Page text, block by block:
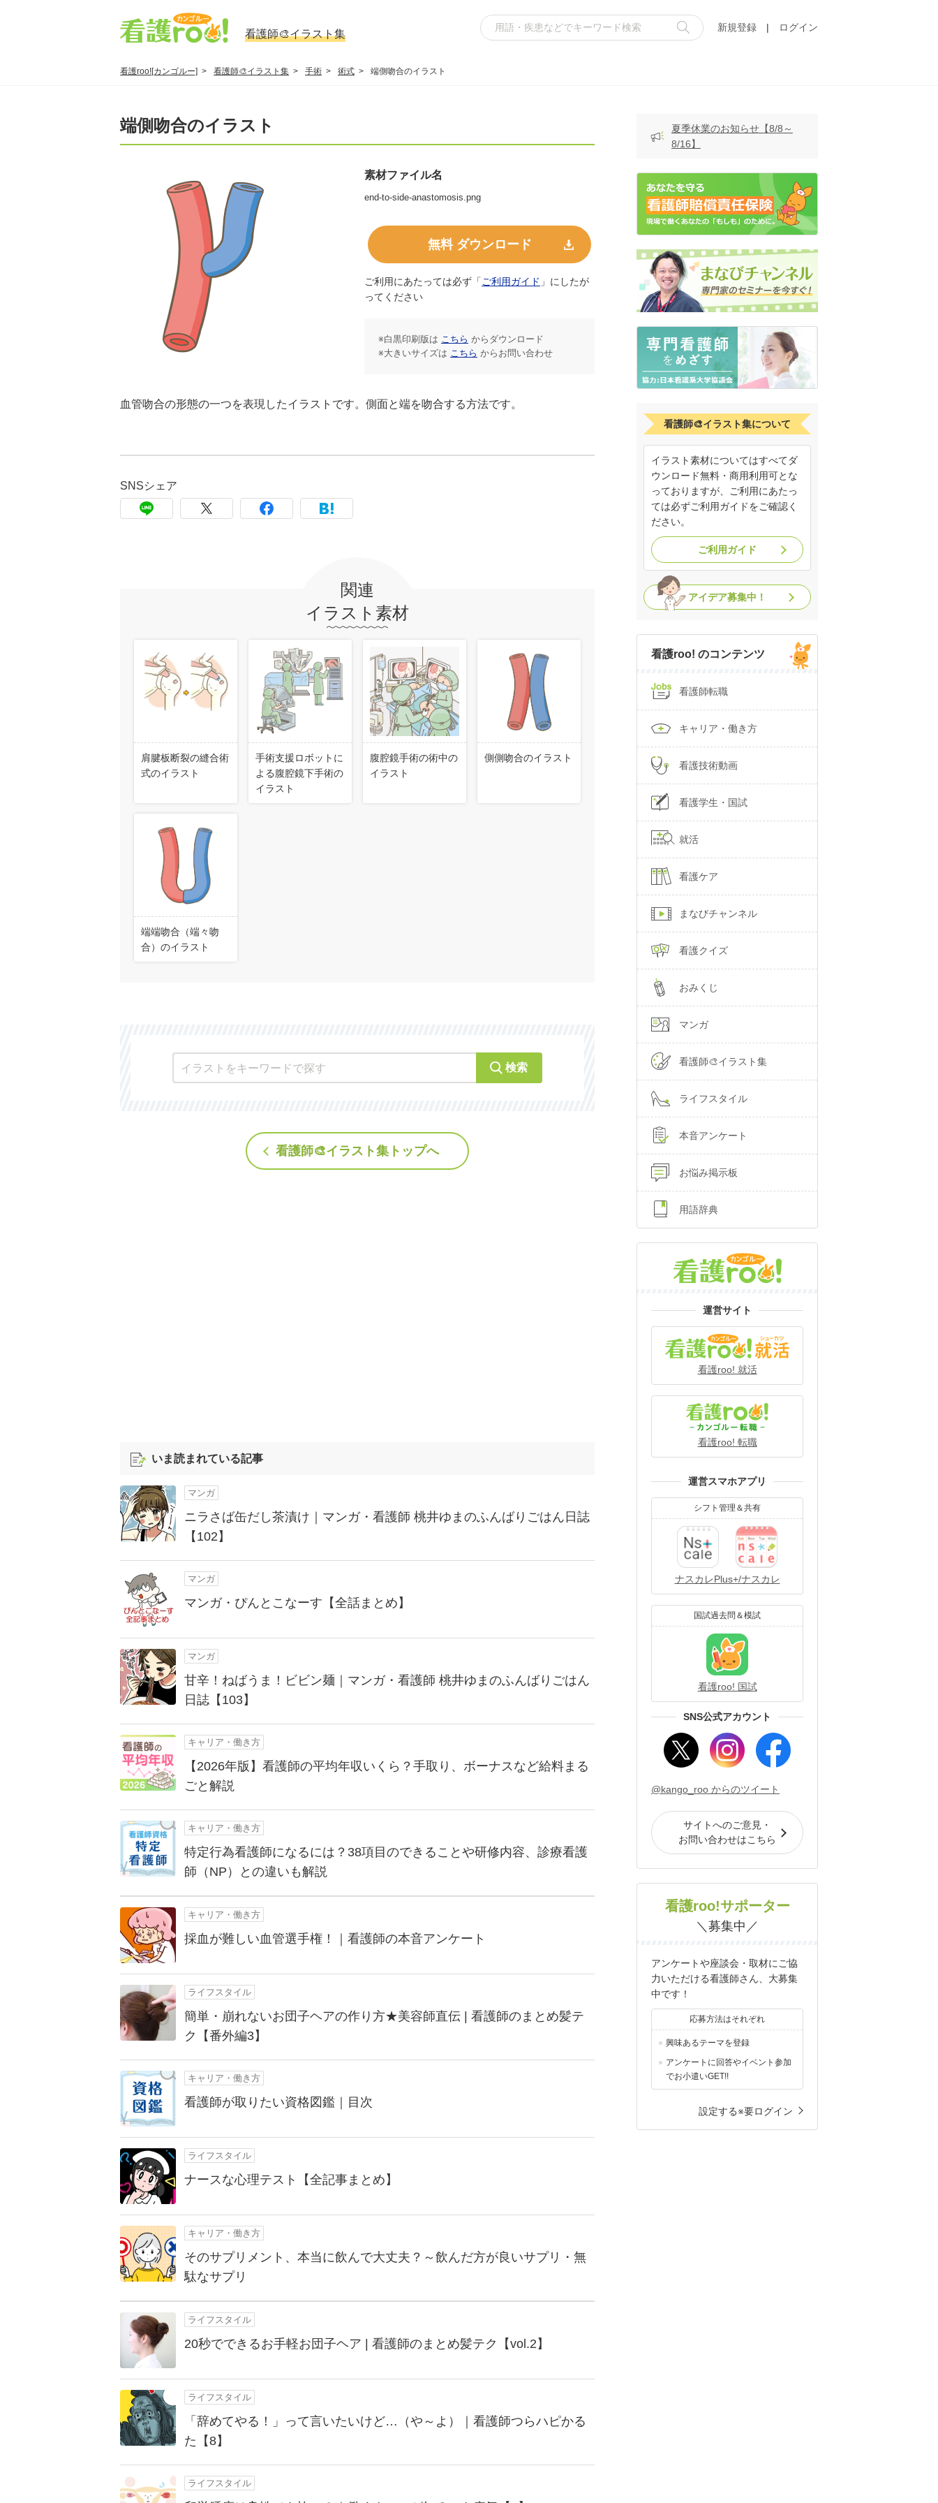
看護師🎨イラスト集
新規登録 | ログイン
看護roo![カンゴルー] 看護師🎨イラスト集 手術 術式 端側吻合のイラスト
端側吻合のイラスト
素材ファイル名
end-to-side-anastomosis.png
無料 ダウンロード
ご利用にあたっては必ず「 ご利用ガイド 」にしたが
ってください
※白黒印刷版は こちら からダウンロード
※大きいサイズは こちら からお問い合わせ
血管吻合の形態の一つを表現したイラストです。側面と端を吻合する方法です。
SNSシェア
関連
イラスト素材
肩腱板断裂の縫合術
式のイラスト
手術支援ロボットに
よる腹腔鏡下手術の
イラスト
腹腔鏡手術の術中の
イラスト
側側吻合のイラスト
端端吻合（端々吻
合）のイラスト
検索
看護師🎨イラスト集トップへ
いま読まれている記事
マンガ
ニラさば缶だし茶漬け｜マンガ・看護師 桃井ゆまのふんばりごはん日誌
【102】
マンガ
マンガ・ぴんとこなーす【全話まとめ】
マンガ
甘辛！ねばうま！ビビン麺｜マンガ・看護師 桃井ゆまのふんばりごはん
日誌【103】
キャリア・働き方
【2026年版】看護師の平均年収いくら？手取り、ボーナスなど給料まる
ごと解説
キャリア・働き方
特定行為看護師になるには？38項目のできることや研修内容、診療看護
師（NP）との違いも解説
キャリア・働き方
採血が難しい血管選手権！｜看護師の本音アンケート
ライフスタイル
簡単・崩れないお団子ヘアの作り方★美容師直伝 | 看護師のまとめ髪テ
ク【番外編3】
キャリア・働き方
看護師が取りたい資格図鑑｜目次
ライフスタイル
ナースな心理テスト【全記事まとめ】
キャリア・働き方
そのサプリメント、本当に飲んで大丈夫？～飲んだ方が良いサプリ・無
駄なサプリ
ライフスタイル
20秒でできるお手軽お団子ヘア | 看護師のまとめ髪テク【vol.2】
ライフスタイル
「辞めてやる！」って言いたいけど…（や～よ）｜看護師つらハピかる
た【8】
ライフスタイル
夏季休業のお知らせ【8/8～
8/16】
看護師🎨イラスト集について
イラスト素材についてはすべてダ
ウンロード無料・商用利用可とな
っておりますが、ご利用にあたっ
ては必ずご利用ガイドをご確認く
ださい。
ご利用ガイド
アイデア募集中！
看護roo! のコンテンツ
看護師転職
キャリア・働き方
看護技術動画
看護学生・国試
就活
看護ケア
まなびチャンネル
看護クイズ
おみくじ
マンガ
看護師🎨イラスト集
ライフスタイル
本音アンケート
お悩み掲示板
用語辞典
運営サイト
看護roo! 就活
看護roo! 転職
運営スマホアプリ
シフト管理＆共有
ナスカレPlus+/ナスカレ
国試過去問＆模試
看護roo! 国試
SNS公式アカウント
@kango_roo からのツイート
サイトへのご意見・
お問い合わせはこちら
看護roo!サポーター
＼募集中／
アンケートや座談会・取材にご協
力いただける看護師さん、大募集
中です！
応募方法はそれぞれ
興味あるテーマを登録
アンケートに回答やイベント参加
でお小遣いGET!!
設定する※要ログイン